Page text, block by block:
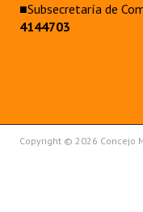
■Subsecretaría de
4144703
Copyright © 2026 Concejo